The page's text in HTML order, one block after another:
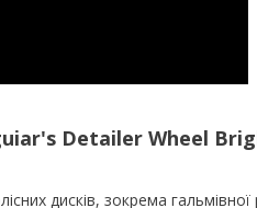
Detailer Wheel
дисків, зокрема